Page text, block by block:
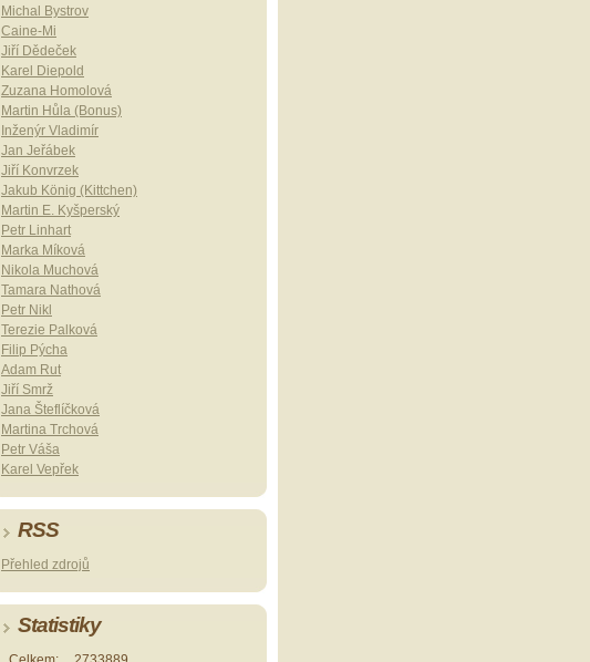
Michal Bystrov
Caine-Mi
Jiří Dědeček
Karel Diepold
Zuzana Homolová
Martin Hůla (Bonus)
Inženýr Vladimír
Jan Jeřábek
Jiří Konvrzek
Jakub König (Kittchen)
Martin E. Kyšperský
Petr Linhart
Marka Míková
Nikola Muchová
Tamara Nathová
Petr Nikl
Terezie Palková
Filip Pýcha
Adam Rut
Jiří Smrž
Jana Šteflíčková
Martina Trchová
Petr Váša
Karel Vepřek
RSS
Přehled zdrojů
Statistiky